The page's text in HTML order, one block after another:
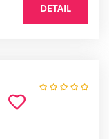
DETAIL